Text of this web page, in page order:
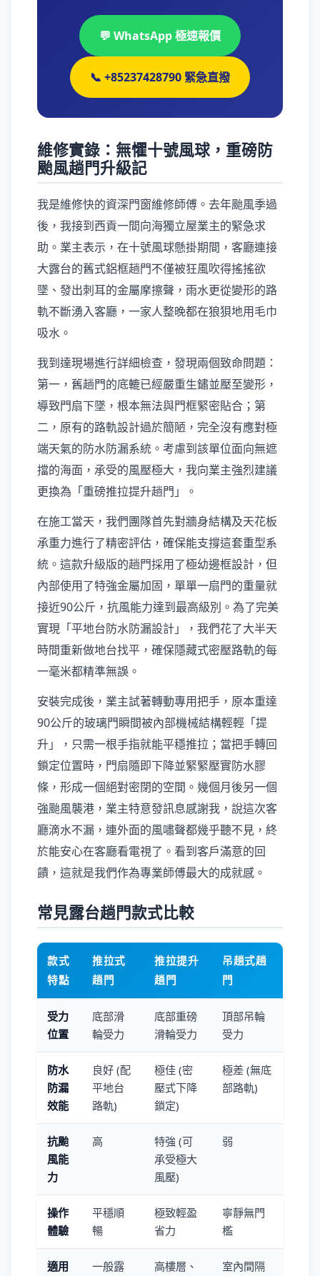
💬 WhatsApp 極速報價
📞 +85237428790 緊急直撥
維修實錄：無懼十號風球，重磅防
颱風趟門升級記
我是維修快的資深門窗維修師傅。去年颱風季過
後，我接到西貢一間向海獨立屋業主的緊急求
助。業主表示，在十號風球懸掛期間，客廳連接
大露台的舊式鋁框趟門不僅被狂風吹得搖搖欲
墜、發出刺耳的金屬摩擦聲，雨水更從變形的路
軌不斷湧入客廳，一家人整晚都在狼狽地用毛巾
吸水。
我到達現場進行詳細檢查，發現兩個致命問題：
第一，舊趟門的底轆已經嚴重生鏽並壓至變形，
導致門扇下墜，根本無法與門框緊密貼合；第
二，原有的路軌設計過於簡陋，完全沒有應對極
端天氣的防水防漏系統。考慮到該單位面向無遮
擋的海面，承受的風壓極大，我向業主強烈建議
更換為「重磅推拉提升趟門」。
在施工當天，我們團隊首先對牆身結構及天花板
承重力進行了精密評估，確保能支撐這套重型系
統。這款升級版的趟門採用了極幼邊框設計，但
內部使用了特強金屬加固，單單一扇門的重量就
接近90公斤，抗風能力達到最高級別。為了完美
實現「平地台防水防漏設計」，我們花了大半天
時間重新做地台找平，確保隱藏式密壓路軌的每
一毫米都精準無誤。
安裝完成後，業主試著轉動專用把手，原本重達
90公斤的玻璃門瞬間被內部機械結構輕輕「提
升」，只需一根手指就能平穩推拉；當把手轉回
鎖定位置時，門扇隨即下降並緊緊壓實防水膠
條，形成一個絕對密閉的空間。幾個月後另一個
強颱風襲港，業主特意發訊息感謝我，說這次客
廳滴水不漏，連外面的風嘯聲都幾乎聽不見，終
於能安心在客廳看電視了。看到客戶滿意的回
饋，這就是我們作為專業師傅最大的成就感。
常見露台趟門款式比較
款式
特點
推拉式
趟門
推拉提升
趟門
吊趟式趟
門
受力
位置
底部滑
輪受力
底部重磅
滑輪受力
頂部吊輪
受力
防水
防漏
效能
良好 (配
平地台
路軌)
極佳 (密
壓式下降
鎖定)
極差 (無底
部路軌)
抗颱
風能
力
高
特強 (可
承受極大
風壓)
弱
操作
體驗
平穩順
暢
極致輕盈
省力
寧靜無門
檻
適用
一般露
高樓層、
室內間隔